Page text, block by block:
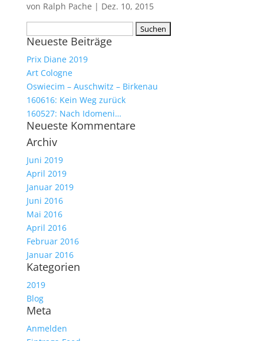
von Ralph Pache | Dez. 10, 2015
nach:
Neueste Beiträge
Prix Diane 2019
Art Cologne
Oswiecim – Auschwitz – Birkenau
160616: Kein Weg zurück
160527: Nach Idomeni…
Neueste Kommentare
Archiv
Juni 2019
April 2019
Januar 2019
Juni 2016
Mai 2016
April 2016
Februar 2016
Januar 2016
Kategorien
2019
Blog
Meta
Anmelden